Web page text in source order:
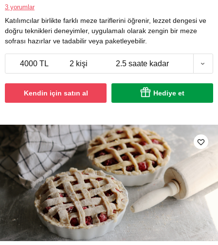
3 yorumlar
Katılımcılar birlikte farklı meze tariflerini öğrenir, lezzet dengesi ve
doğru teknikleri deneyimler, uygulamalı olarak zengin bir meze
sofrası hazırlar ve tadabilir veya paketleyebilir.
4000 TL 2 kişi 2.5 saate kadar
Kendin için satın al Hediye et